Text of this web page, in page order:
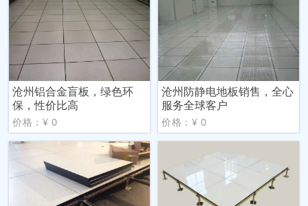
沧州铝合金盲板，绿色环
保，性价比高
价格：¥ 0
沧州防静电地板销售，全心
服务全球客户
价格：¥ 0